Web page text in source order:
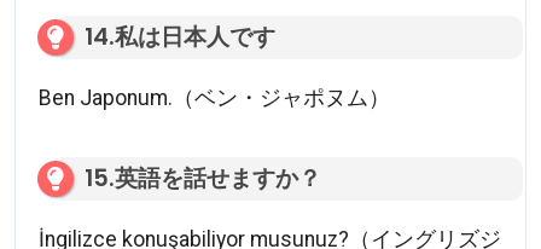
14.私は日本人です
Ben Japonum.（ベン・ジャポヌム）
15.英語を話せますか？
İngilizce konuşabiliyor musunuz?（イングリズジ